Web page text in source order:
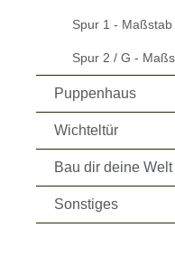
Spur 1 - Maßstab
Spur 2 / G -
Puppenhaus
Wichteltür
Bau dir deine Welt
Sonstiges